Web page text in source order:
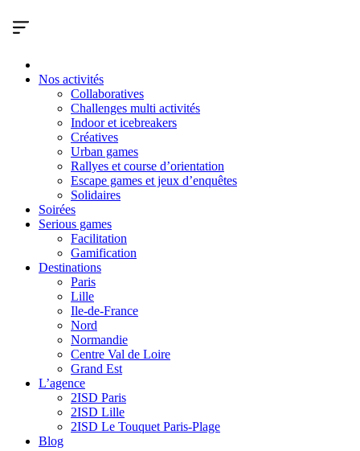
Nos activités
Collaboratives
Challenges multi activités
Indoor et icebreakers
Créatives
Urban games
Rallyes et course d’orientation
Escape games et jeux d’enquêtes
Solidaires
Soirées
Serious games
Facilitation
Gamification
Destinations
Paris
Lille
Ile-de-France
Nord
Normandie
Centre Val de Loire
Grand Est
L’agence
2ISD Paris
2ISD Lille
2ISD Le Touquet Paris-Plage
Blog